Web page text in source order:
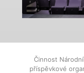
Činnost
příspěvkové